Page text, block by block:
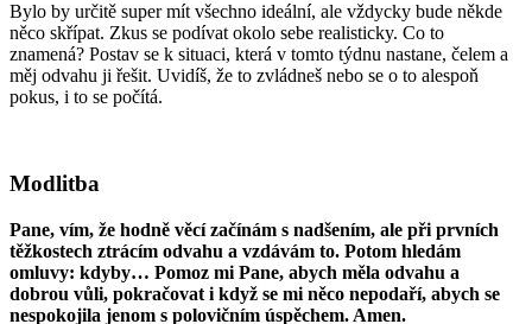
Bylo by určitě super mít všechno ideální, ale vždycky bude někde
něco skřípat. Zkus se podívat okolo sebe realisticky. Co to
znamená? Postav se k situaci, která v tomto týdnu nastane, čelem a
měj odvahu ji řešit. Uvidíš, že to zvládneš nebo se o to alespoň
pokus, i to se počítá.
Modlitba
Pane, vím, že hodně věcí začínám s nadšením, ale při prvních
těžkostech ztrácím odvahu a vzdávám to. Potom hledám
omluvy: kdyby… Pomoz mi Pane, abych měla odvahu a
dobrou vůli, pokračovat i když se mi něco nepodaří, abych se
nespokojila jenom s polovičním úspěchem. Amen.